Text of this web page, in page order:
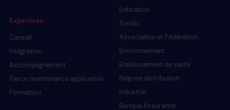
Expertises
Conseil
Intégration
Accompagnement
Tierce maintenance applicative
Formation
Education
Syndic
Association et Fédération
Environnement
Etablissement de santé
Négoce distribution
Industrie
Banque Assurance